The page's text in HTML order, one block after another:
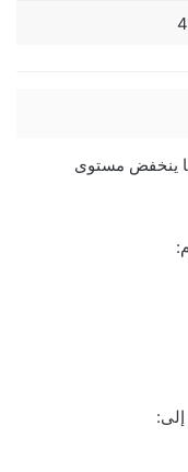
ينخفض مستوى